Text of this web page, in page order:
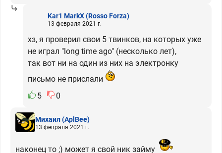
Kar1 MarkX(Rosso Forza)
13 февраля 2021 г.
хз, я проверил свои 5 твинков, на которых уже
не играл "long time ago" (несколько лет),
так вот ни на один из них на электронку
письмо не прислали
5
0
Михаил(AplBee)
13 февраля 2021 г.
наконец то ;) может я свой ник займу